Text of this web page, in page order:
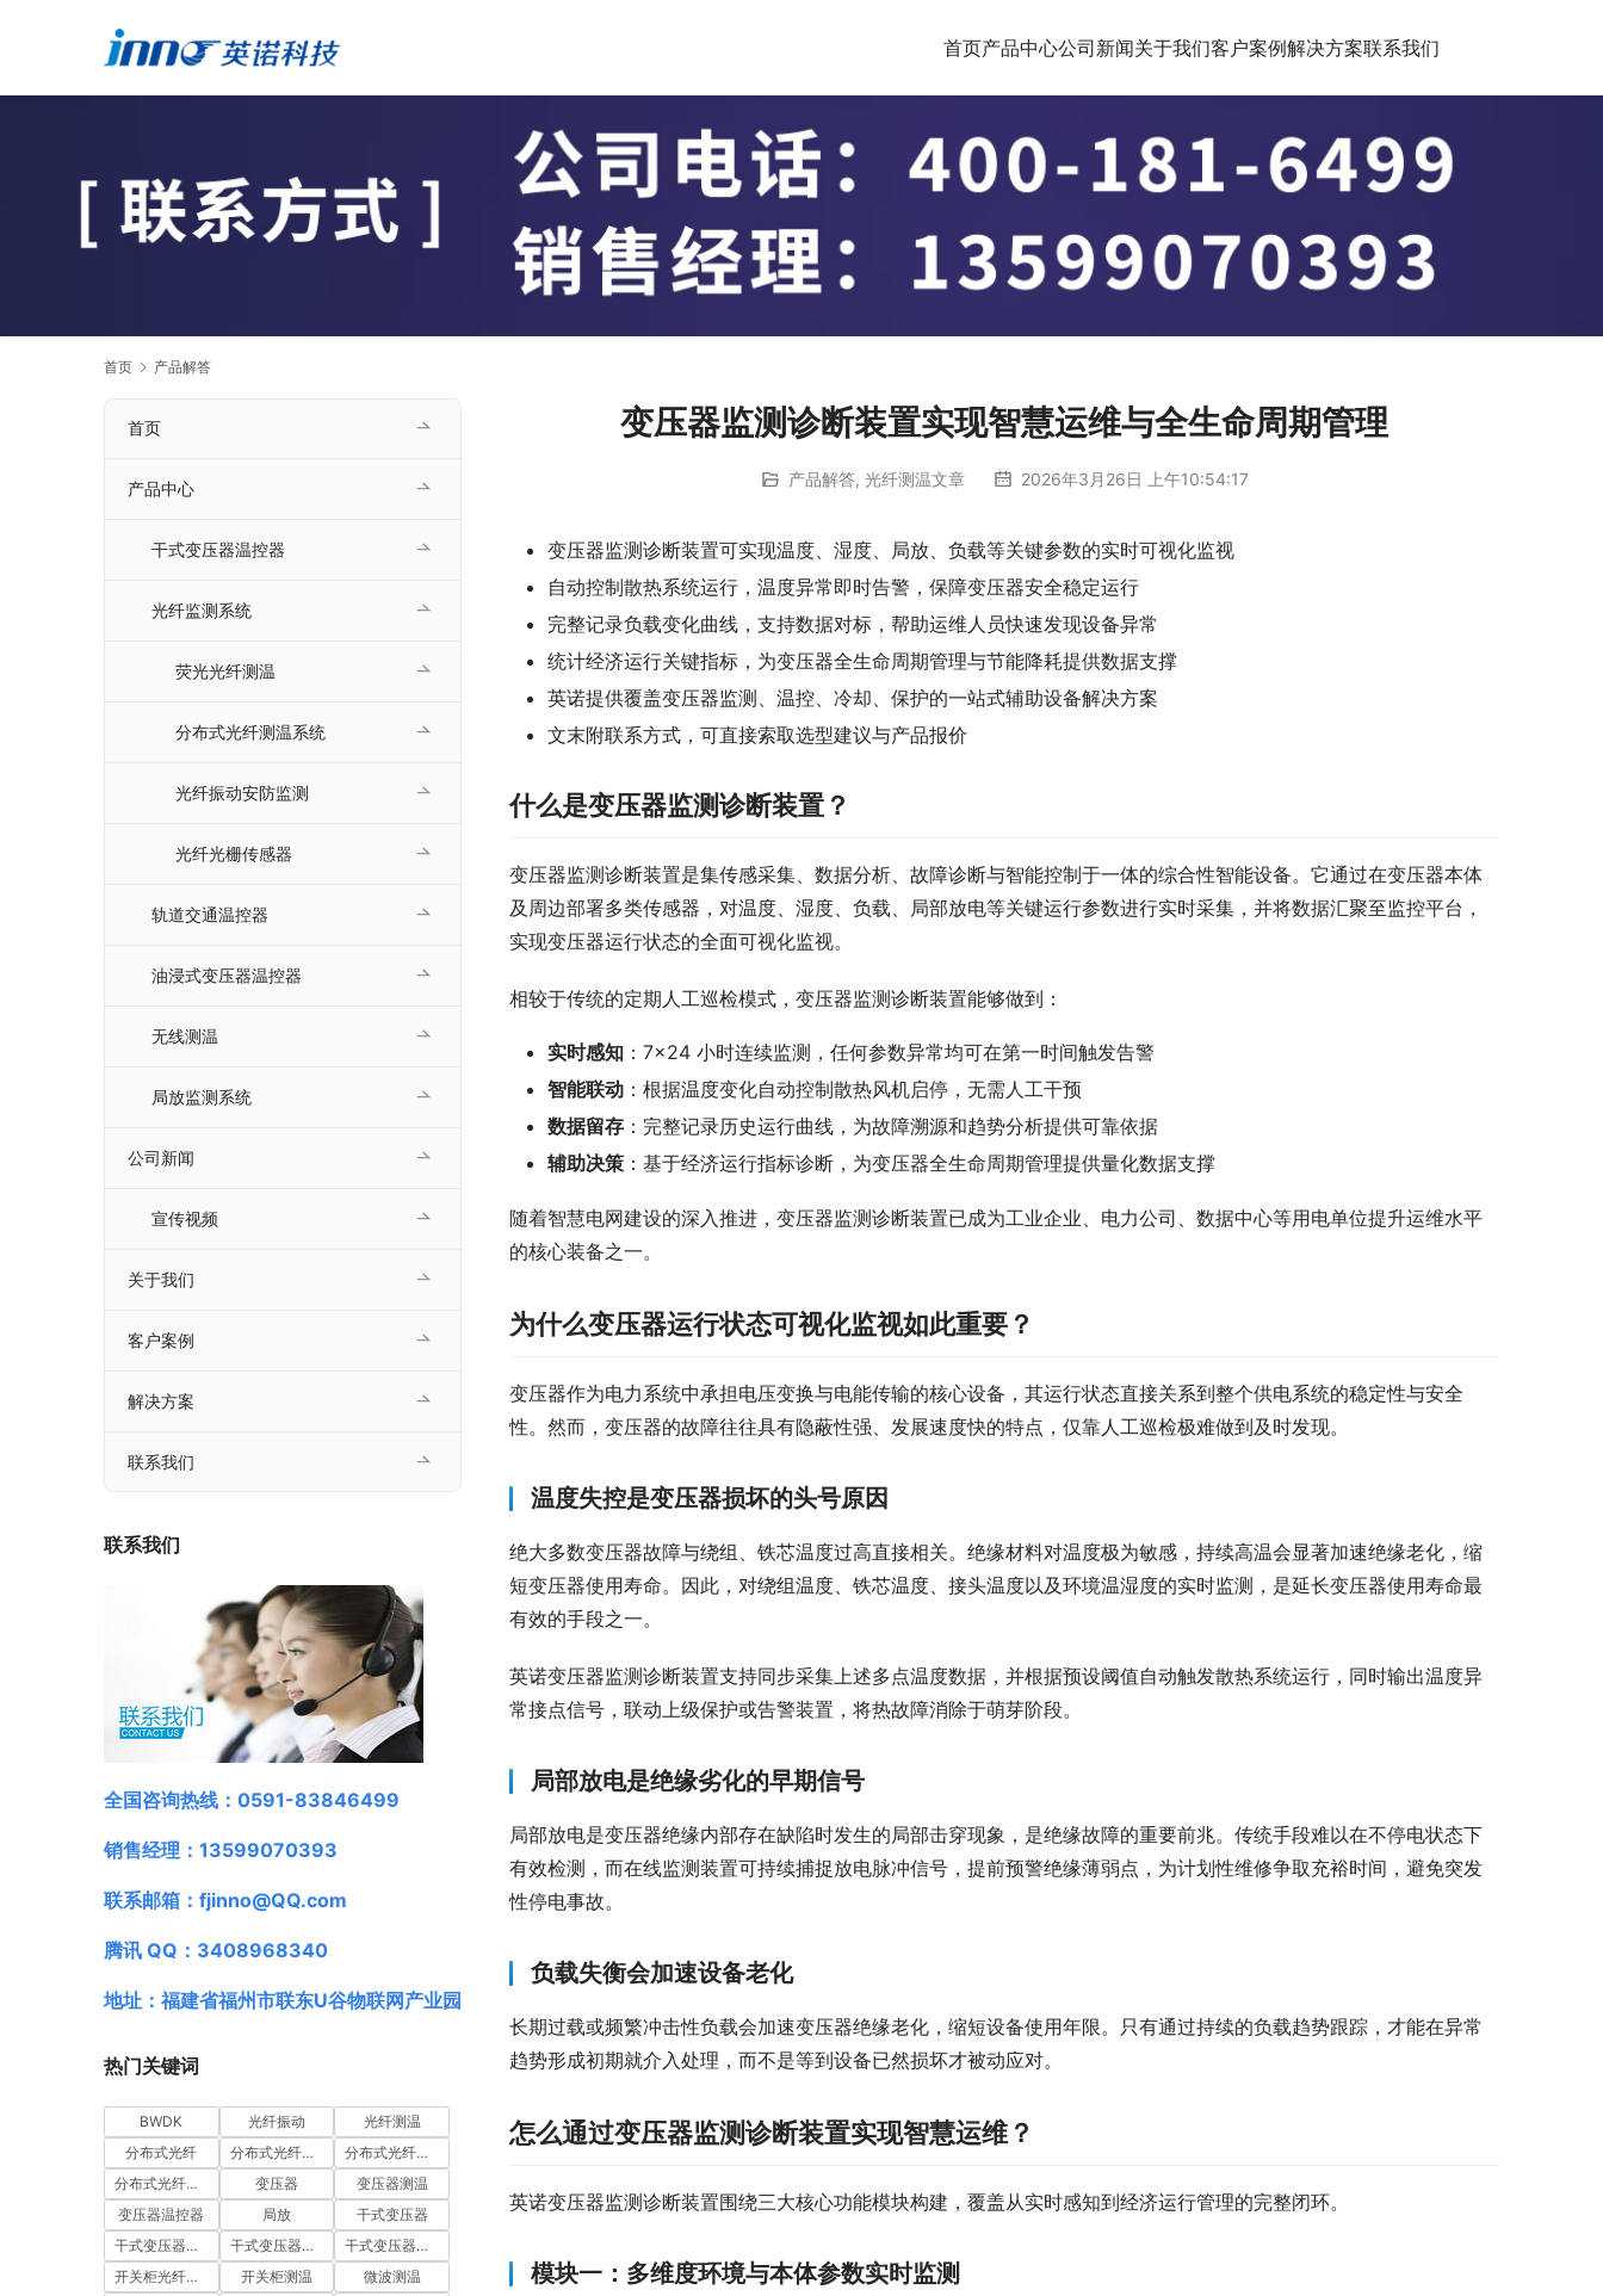
首页产品中心公司新闻关于我们客户案例解决方案联系我们
首页 产品解答
变压器监测诊断装置实现智慧运维与全生命周期管理
产品解答, 光纤测温文章 2026年3月26日 上午10:54:17
变压器监测诊断装置可实现温度、湿度、局放、负载等关键参数的实时可视化监视
自动控制散热系统运行，温度异常即时告警，保障变压器安全稳定运行
完整记录负载变化曲线，支持数据对标，帮助运维人员快速发现设备异常
统计经济运行关键指标，为变压器全生命周期管理与节能降耗提供数据支撑
英诺提供覆盖变压器监测、温控、冷却、保护的一站式辅助设备解决方案
文末附联系方式，可直接索取选型建议与产品报价
什么是变压器监测诊断装置？
变压器监测诊断装置是集传感采集、数据分析、故障诊断与智能控制于一体的综合性智能设备。它通过在变压器本体
及周边部署多类传感器，对温度、湿度、负载、局部放电等关键运行参数进行实时采集，并将数据汇聚至监控平台，
实现变压器运行状态的全面可视化监视。
相较于传统的定期人工巡检模式，变压器监测诊断装置能够做到：
实时感知 ：7×24 小时连续监测，任何参数异常均可在第一时间触发告警
智能联动 ：根据温度变化自动控制散热风机启停，无需人工干预
数据留存 ：完整记录历史运行曲线，为故障溯源和趋势分析提供可靠依据
辅助决策 ：基于经济运行指标诊断，为变压器全生命周期管理提供量化数据支撑
随着智慧电网建设的深入推进，变压器监测诊断装置已成为工业企业、电力公司、数据中心等用电单位提升运维水平
的核心装备之一。
为什么变压器运行状态可视化监视如此重要？
变压器作为电力系统中承担电压变换与电能传输的核心设备，其运行状态直接关系到整个供电系统的稳定性与安全
性。然而，变压器的故障往往具有隐蔽性强、发展速度快的特点，仅靠人工巡检极难做到及时发现。
温度失控是变压器损坏的头号原因
绝大多数变压器故障与绕组、铁芯温度过高直接相关。绝缘材料对温度极为敏感，持续高温会显著加速绝缘老化，缩
短变压器使用寿命。因此，对绕组温度、铁芯温度、接头温度以及环境温湿度的实时监测，是延长变压器使用寿命最
有效的手段之一。
英诺变压器监测诊断装置支持同步采集上述多点温度数据，并根据预设阈值自动触发散热系统运行，同时输出温度异
常接点信号，联动上级保护或告警装置，将热故障消除于萌芽阶段。
局部放电是绝缘劣化的早期信号
局部放电是变压器绝缘内部存在缺陷时发生的局部击穿现象，是绝缘故障的重要前兆。传统手段难以在不停电状态下
有效检测，而在线监测装置可持续捕捉放电脉冲信号，提前预警绝缘薄弱点，为计划性维修争取充裕时间，避免突发
性停电事故。
负载失衡会加速设备老化
长期过载或频繁冲击性负载会加速变压器绝缘老化，缩短设备使用年限。只有通过持续的负载趋势跟踪，才能在异常
趋势形成初期就介入处理，而不是等到设备已然损坏才被动应对。
怎么通过变压器监测诊断装置实现智慧运维？
英诺变压器监测诊断装置围绕三大核心功能模块构建，覆盖从实时感知到经济运行管理的完整闭环。
模块一：多维度环境与本体参数实时监测
首页
产品中心
干式变压器温控器
光纤监测系统
荧光光纤测温
分布式光纤测温系统
光纤振动安防监测
光纤光栅传感器
轨道交通温控器
油浸式变压器温控器
无线测温
局放监测系统
公司新闻
宣传视频
关于我们
客户案例
解决方案
联系我们
联系我们
全国咨询热线：0591-83846499
销售经理：13599070393
联系邮箱：fjinno@QQ.com
腾讯 QQ：3408968340
地址：福建省福州市联东U谷物联网产业园
热门关键词
BWDK 光纤振动
光纤测温
分布式光纤
分布式光纤周界
分布式光纤测温
分布式光纤测温系统
变压器
变压器测温
变压器温控器
局放
干式变压器
干式变压器温度控制器
干式变压器温控仪
干式变压器温控器
开关柜光纤测温
开关柜测温
微波测温